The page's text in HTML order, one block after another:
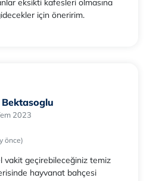
eksikti kafesleri olmasına
için öneririm.
2023
önce)
vakit geçirebileceğiniz temiz
hayvanat bahçesi